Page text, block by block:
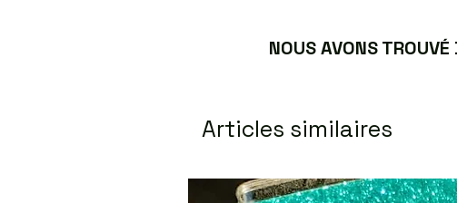
NOUS AVONS
Articles similaires